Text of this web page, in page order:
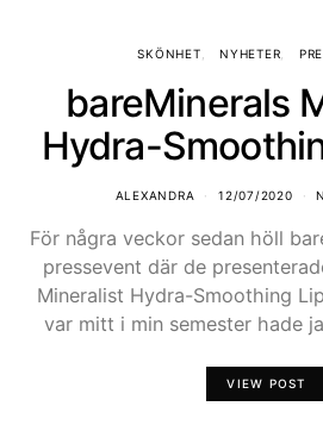
SKÖNHET NYHETER
bareMinerals
Hydra-
ALEXANDRA 12/07/2020
För några veckor sedan höll
pressevent där de
Mineralist Hydra-Smoothing
var mitt i min semester hade
VIEW POST